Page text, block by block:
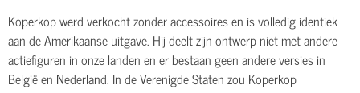
Koperkop werd verkocht zonder accessoires en is volledig identiek
aan de Amerikaanse uitgave. Hij deelt zijn ontwerp niet met andere
actiefiguren in onze landen en er bestaan geen andere versies in
België en Nederland. In de Verenigde Staten zou Koperkop